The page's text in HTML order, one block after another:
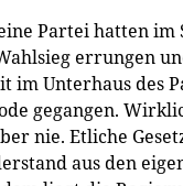
Partei hatten im
errungen
im Unterhaus des
gegangen.
nie. Etliche
aus den